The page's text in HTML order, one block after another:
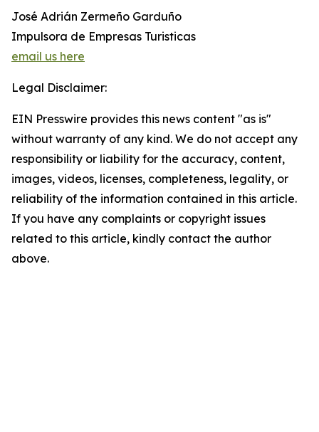
José Adrián Zermeño Garduño
Impulsora de Empresas Turisticas
email us here
Legal Disclaimer:
EIN Presswire provides this news content "as is"
without warranty of any kind. We do not accept any
responsibility or liability for the accuracy, content,
images, videos, licenses, completeness, legality, or
reliability of the information contained in this article.
If you have any complaints or copyright issues
related to this article, kindly contact the author
above.